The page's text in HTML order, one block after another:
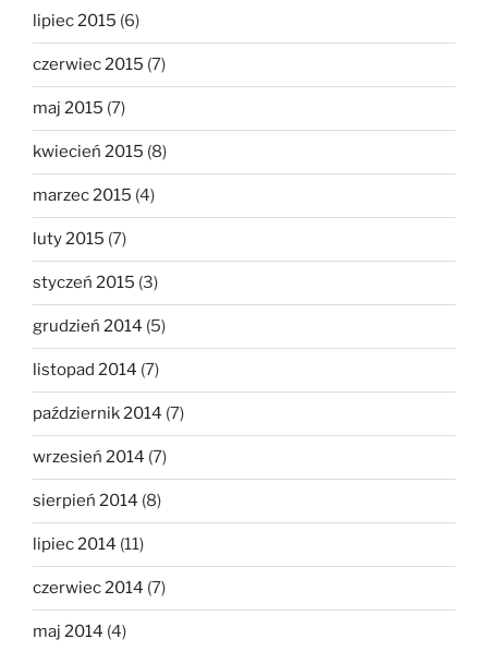
lipiec 2015 (6)
czerwiec 2015 (7)
maj 2015 (7)
kwiecień 2015 (8)
marzec 2015 (4)
luty 2015 (7)
styczeń 2015 (3)
grudzień 2014 (5)
listopad 2014 (7)
październik 2014 (7)
wrzesień 2014 (7)
sierpień 2014 (8)
lipiec 2014 (11)
czerwiec 2014 (7)
maj 2014 (4)